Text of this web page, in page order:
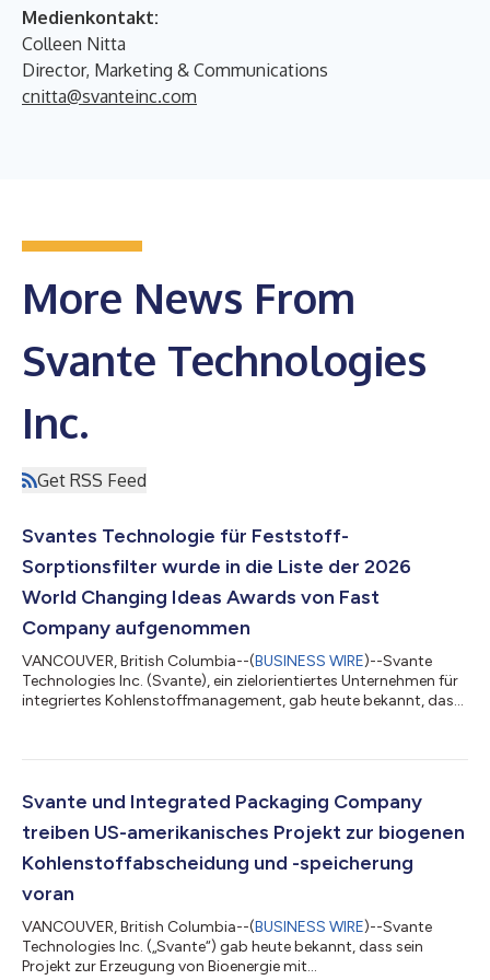
Medienkontakt:
Colleen Nitta
Director, Marketing & Communications
cnitta@svanteinc.com
More News From
Svante Technologies
Inc.
Get RSS Feed
Svantes Technologie für Feststoff-
Sorptionsfilter wurde in die Liste der 2026
World Changing Ideas Awards von Fast
Company aufgenommen
VANCOUVER, British Columbia--(BUSINESS WIRE)--Svante
Technologies Inc. (Svante), ein zielorientiertes Unternehmen für
integriertes Kohlenstoffmanagement, gab heute bekannt, dass
des Magazins Fast Company aufgenommen wurde – eine der
die sich den Herausforderungen im Bereich Klima und
Nachhaltigkeit stellen. Mit dieser...
Svante und Integrated Packaging Company
treiben US-amerikanisches Projekt zur biogenen
Kohlenstoffabscheidung und -speicherung
voran
VANCOUVER, British Columbia--(BUSINESS WIRE)--Svante
Technologies Inc. („Svante“) gab heute bekannt, dass sein
Projekt zur Erzeugung von Bioenergie mit